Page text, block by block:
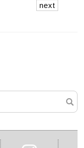
next